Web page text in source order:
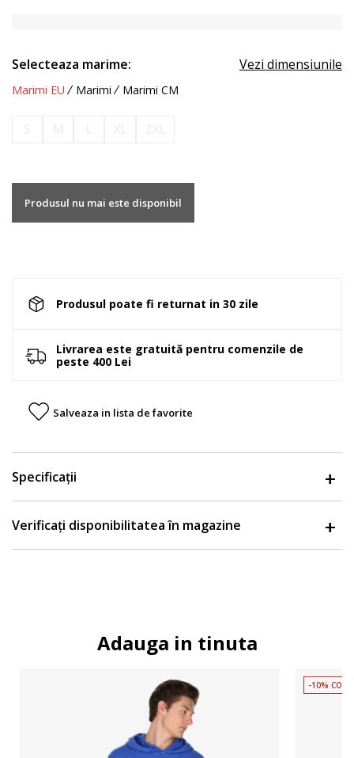
Selecteaza marime: Vezi dimensiunile
Marimi EU Marimi Marimi CM
Produsul nu mai este disponibil
Produsul poate fi returnat in 30 zile
Livrarea este gratuită pentru comenzile de
peste 400 Lei
Salveaza in lista de favorite
Specificații
Verificați disponibilitatea în magazine
Adauga in tinuta
-10% COD